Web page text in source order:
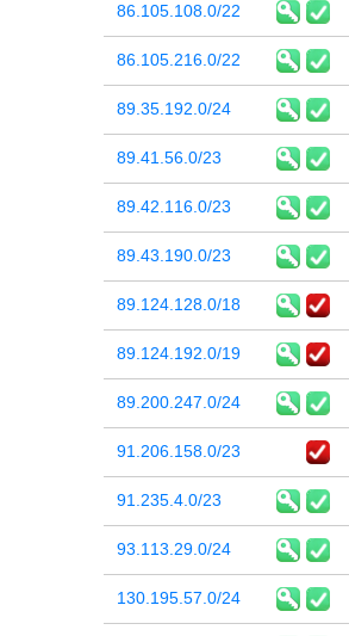
86.105.108.0/22
86.105.216.0/22
89.35.192.0/24
89.41.56.0/23
89.42.116.0/23
89.43.190.0/23
89.124.128.0/18
89.124.192.0/19
89.200.247.0/24
91.206.158.0/23
91.235.4.0/23
93.113.29.0/24
130.195.57.0/24